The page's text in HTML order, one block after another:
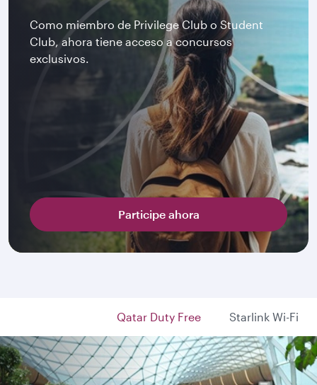
Como miembro de Privilege Club o Student
Club, ahora tiene acceso a concursos
exclusivos.
Participe ahora
Qatar Duty Free Starlink Wi-Fi